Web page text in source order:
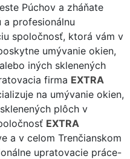
Púchov a zháňate
a profesionálnu
spoločnosť, ktorá vám v
umývanie okien,
iných sklenených
firma EXTRA
na umývanie okien,
plôch v
EXTRA
a v celom Trenčianskom
upratovacie práce-